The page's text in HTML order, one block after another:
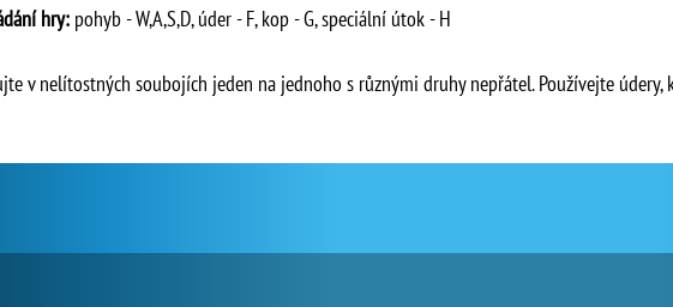
hry: pohyb - W,A,S,D, úder - F, kop - G, speciální útok - H
v nelítostných soubojích jeden na jednoho s různými druhy nepřátel. Používejte údery,